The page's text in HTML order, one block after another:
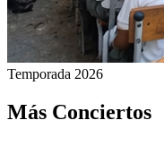
Temporada 2026
Más Conciertos